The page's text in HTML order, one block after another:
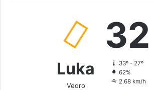
Luka
Vedro
32
33º - 27º
62%
2.68 km/h